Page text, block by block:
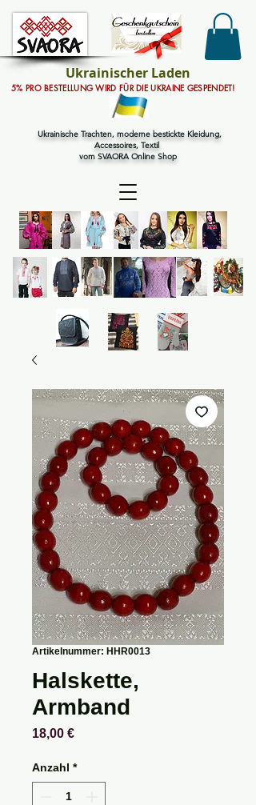
Ukrainische Trachten, moderne bestickte Kleidung,
Accessoires, Textil
vom SVAORA Online Shop
5% PRO BESTELLUNG WIRD FÜR DIE UKRAINE GESPENDET!
Ukrainischer Laden
Artikelnummer: HHR0013
Halskette,
Armband
18,00 €Preis
Anzahl *